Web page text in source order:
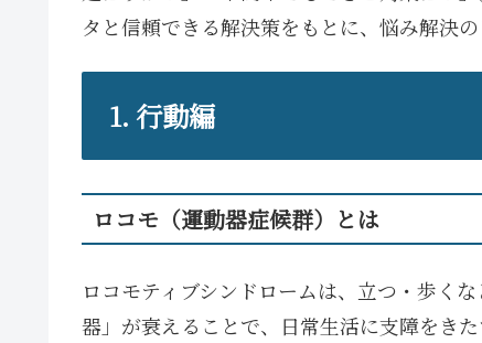
タと信頼できる解決策をもとに、悩み解決の
1. 行動編
ロコモ（運動器症候群）とは
ロコモティブシンドロームは、立つ・歩く
器」が衰えることで、日常生活に支障をき